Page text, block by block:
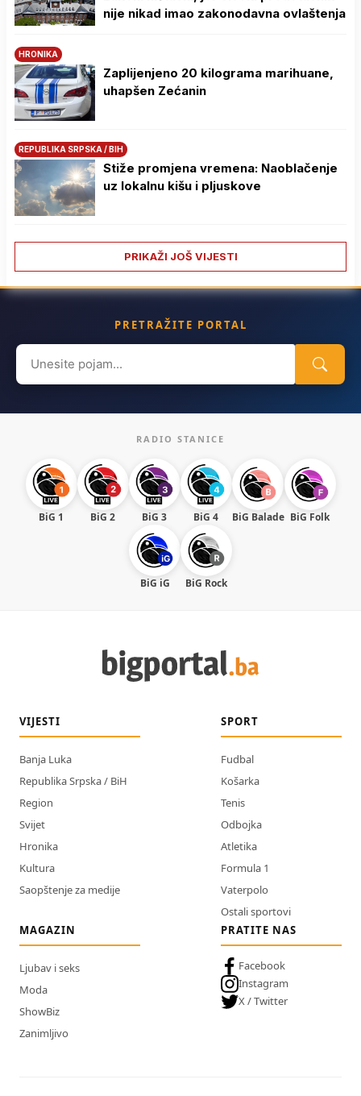
nije nikad imao zakonodavna ovlaštenja
HRONIKA
Zaplijenjeno 20 kilograma marihuane,
uhapšen Zećanin
REPUBLIKA SRPSKA / BIH
Stiže promjena vremena: Naoblačenje
uz lokalnu kišu i pljuskove
PRIKAŽI JOŠ VIJESTI
PRETRAŽITE PORTAL
Search
for:
RADIO STANICE
BiG 1 BiG 2 BiG 3 BiG 4 BiG Balade BiG Folk
BiG iG BiG Rock
VIJESTI
Banja Luka
Republika Srpska / BiH
Region
Svijet
Hronika
Kultura
Saopštenje za medije
SPORT
Fudbal
Košarka
Tenis
Odbojka
Atletika
Formula 1
Vaterpolo
Ostali sportovi
MAGAZIN
Ljubav i seks
Moda
ShowBiz
Zanimljivo
PRATITE NAS
Facebook
Instagram
X / Twitter